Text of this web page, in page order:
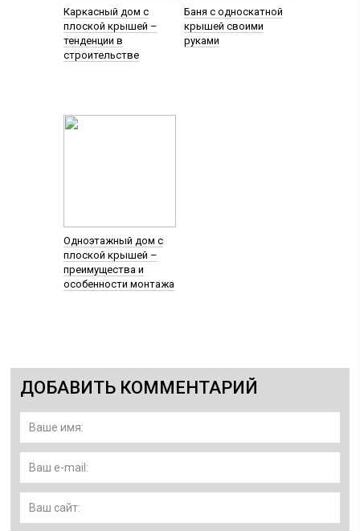
Каркасный дом с
плоской крышей –
тенденции в
строительстве
Баня с односкатной
крышей своими
руками
Одноэтажный дом с
плоской крышей –
преимущества и
особенности монтажа
ДОБАВИТЬ КОММЕНТАРИЙ